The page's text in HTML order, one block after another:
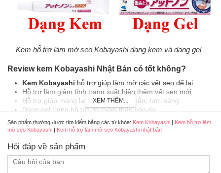
Kem hỗ trợ làm mờ sẹo Kobayashi dạng kem và dạng gel
Review kem Kobayashi Nhật Bản có tốt không?
Kem Kobayashi hỗ trợ giúp làm mờ các vết sẹo để lại
Hỗ trợ làm giảm tình trạng xuất hiện thêm vết sẹo mới
Hỗ trợ giúp mang lại làn da khoẻ khoắn, tươi sáng
Dạng gel trong hỗ trợ dễ thẩm thấu vào da
XEM THÊM...
Sản phẩm thường được tìm kiếm bằng các từ khóa: Kem Kobayashi | Kem hỗ trợ làm
mờ sẹo Kobayashi | Kem hỗ trợ làm mờ sẹo Kobayashi nhật bản
Hỏi đáp về sản phẩm